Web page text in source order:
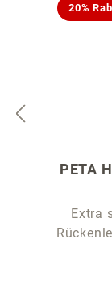
20%
PETA
Extra